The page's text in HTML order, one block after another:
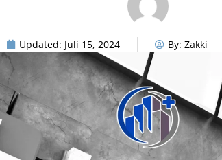
Updated: Juli 15, 2024 By: Zakki